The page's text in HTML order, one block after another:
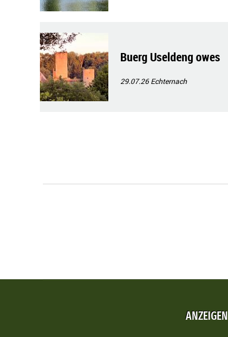
Buerg Useldeng owes
29.07.26Echternach
ANZEIGEN